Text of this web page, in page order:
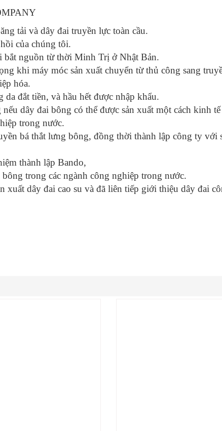
tải và dây đai truyền lực toàn cầu.
của chúng tôi.
bắt nguồn từ thời Minh Trị ở Nhật Bản.
khi máy móc sản xuất chuyển từ thủ công sang
hóa.
đắt tiền, và hầu hết được nhập khẩu.
dây đai bông có thể được sản xuất một cách kinh
trong nước.
bá thắt lưng bông, đồng thời thành lập công ty với
thành lập Bando,
trong các ngành công nghiệp trong nước.
xuất dây đai cao su và đã liên tiếp giới thiệu dây đai